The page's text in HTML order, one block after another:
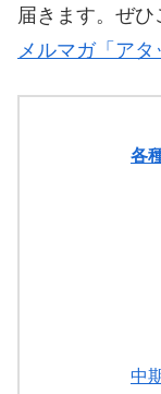
届きます。ぜひ
メルマガ「ア
各
中